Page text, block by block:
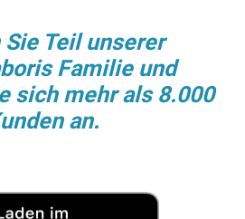
Sie Teil unserer
Familie und
sich mehr als 8.000
an.